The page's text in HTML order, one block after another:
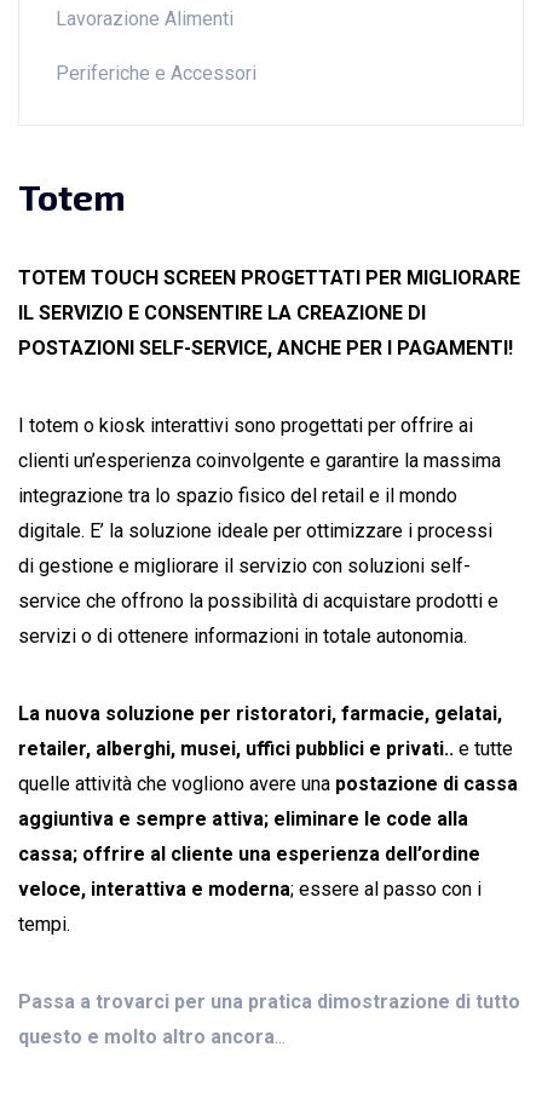
Lavorazione Alimenti
Periferiche e Accessori
Totem
TOTEM TOUCH SCREEN PROGETTATI PER MIGLIORARE
IL SERVIZIO E CONSENTIRE LA CREAZIONE DI
POSTAZIONI SELF-SERVICE, ANCHE PER I PAGAMENTI!
I totem o kiosk interattivi sono progettati per offrire ai
clienti un’esperienza coinvolgente e garantire la massima
integrazione tra lo spazio fisico del retail e il mondo
digitale. E’ la soluzione ideale per ottimizzare i processi
di gestione e migliorare il servizio con soluzioni self-
service che offrono la possibilità di acquistare prodotti e
servizi o di ottenere informazioni in totale autonomia.
La nuova soluzione per ristoratori, farmacie, gelatai,
retailer, alberghi, musei, uffici pubblici e privati.. e tutte
quelle attività che vogliono avere una postazione di cassa
aggiuntiva e sempre attiva; eliminare le code alla
cassa; offrire al cliente una esperienza dell’ordine
veloce, interattiva e moderna; essere al passo con i
tempi.
Passa a trovarci per una pratica dimostrazione di tutto
questo e molto altro ancora...